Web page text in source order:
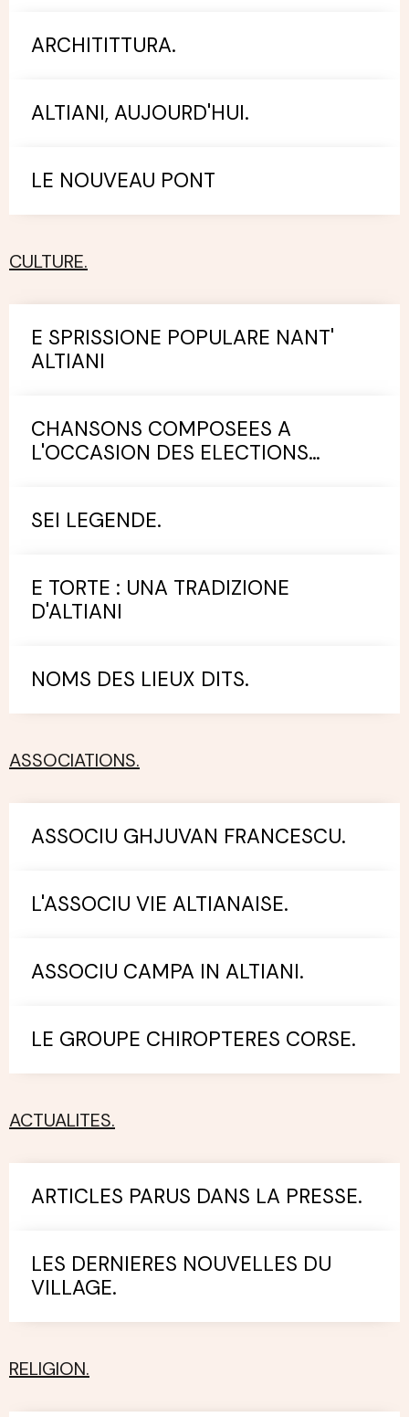
ARCHITITTURA.
ALTIANI, AUJOURD'HUI.
LE NOUVEAU PONT
CULTURE.
E SPRISSIONE POPULARE NANT'
ALTIANI
CHANSONS COMPOSEES A
L'OCCASION DES ELECTIONS
SEI LEGENDE.
E TORTE : UNA TRADIZIONE
D'ALTIANI
NOMS DES LIEUX DITS.
ASSOCIATIONS.
ASSOCIU GHJUVAN FRANCESCU.
L'ASSOCIU VIE ALTIANAISE.
ASSOCIU CAMPA IN ALTIANI.
LE GROUPE CHIROPTERES CORSE.
ACTUALITES.
ARTICLES PARUS DANS LA PRESSE.
LES DERNIERES NOUVELLES DU
VILLAGE.
RELIGION.